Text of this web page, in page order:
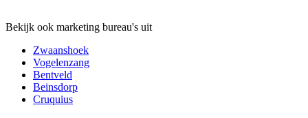
Bekijk ook marketing bureau's uit
Zwaanshoek
Vogelenzang
Bentveld
Beinsdorp
Cruquius